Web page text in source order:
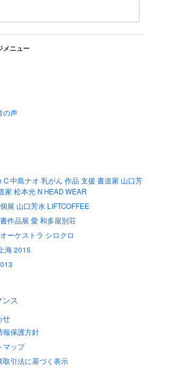
メニュー
の声
C 中島ナオ 乳がん 作品 支援 書道家 山口芳
家 松本光 N HEAD WEAR
展 山口芳水 LIFTCOFFEE
作品展 愛 和多屋別荘
ーケストラ シロクロ
海 2015
ス
せ
報保護方針
マップ
取引法に基づく表示